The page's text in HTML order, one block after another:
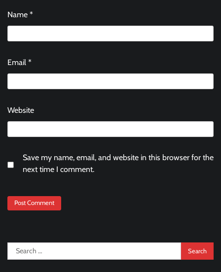
Name *
Email *
Website
Save my name, email, and website in this browser for the
next time I comment.
Search
for: